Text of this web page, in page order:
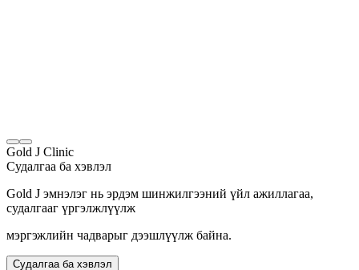
Gold J Clinic
Судалгаа ба хэвлэл
Gold J эмнэлэг нь эрдэм шинжилгээний үйл ажиллагаа,
судалгааг үргэлжлүүлж
мэргэжлийн чадварыг дээшлүүлж байна.
Судалгаа ба хэвлэл